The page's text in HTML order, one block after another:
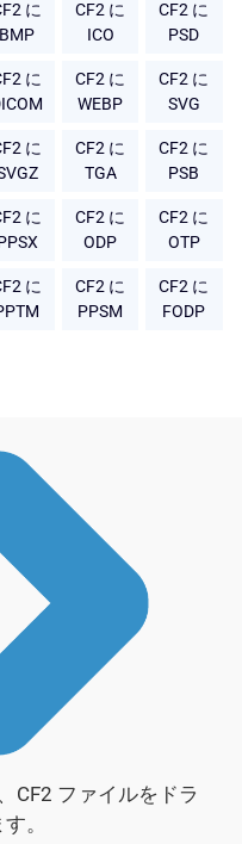
に
BMP
CF2 に
ICO
CF2 に
PSD
に
CF2 に
WEBP
CF2 に
SVG
に
CF2 に
TGA
CF2 に
PSB
に
CF2 に
ODP
CF2 に
OTP
に
CF2 に
PPSM
CF2 に
FODP
CF2 ファイルをドラ
。